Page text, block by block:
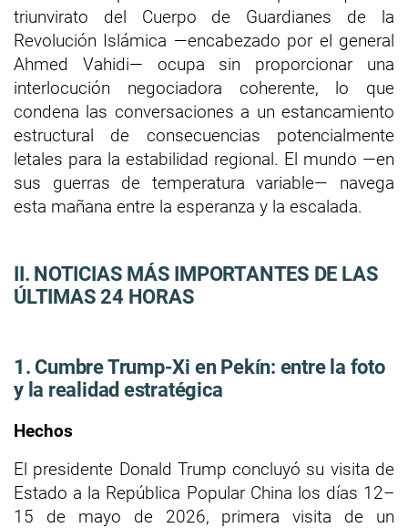
triunvirato del Cuerpo de Guardianes de la
Revolución Islámica —encabezado por el general
Ahmed Vahidi— ocupa sin proporcionar una
interlocución negociadora coherente, lo que
condena las conversaciones a un estancamiento
estructural de consecuencias potencialmente
letales para la estabilidad regional. El mundo —en
sus guerras de temperatura variable— navega
esta mañana entre la esperanza y la escalada.
II. NOTICIAS MÁS IMPORTANTES DE LAS
ÚLTIMAS 24 HORAS
1. Cumbre Trump-Xi en Pekín: entre la foto
y la realidad estratégica
Hechos
El presidente Donald Trump concluyó su visita de
Estado a la República Popular China los días 12–
15 de mayo de 2026, primera visita de un